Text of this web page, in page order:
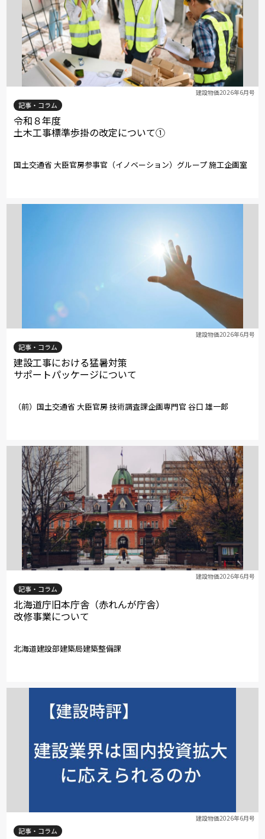
建設物価2026年6月号
記事・コラム
令和８年度
土木工事標準歩掛の改定について①
国土交通省 大臣官房参事官（イノベーション）グループ 施工企画室
建設物価2026年6月号
記事・コラム
建設工事における猛暑対策
サポートパッケージについて
（前）国土交通省 大臣官房 技術調査課企画専門官 谷口 雄一郎
建設物価2026年6月号
記事・コラム
北海道庁旧本庁舎（赤れんが庁舎）
改修事業について
北海道建設部建築局建築整備課
建設物価2026年6月号
記事・コラム